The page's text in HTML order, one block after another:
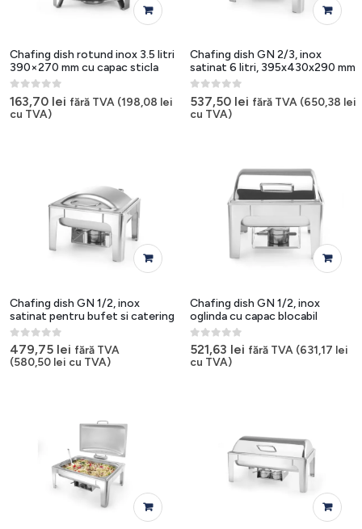
Chafing dish rotund inox 3.5 litri
390×270 mm cu capac sticla
0out of 5
163,70 lei fără TVA (198,08 lei
cu TVA)
Chafing dish GN 2/3, inox
satinat 6 litri, 395x430x290 mm
0out of 5
537,50 lei fără TVA (650,38 lei
cu TVA)
Chafing dish GN 1/2, inox
satinat pentru bufet si catering
0out of 5
479,75 lei fără TVA
(580,50 lei cu TVA)
Chafing dish GN 1/2, inox
oglinda cu capac blocabil
0out of 5
521,63 lei fără TVA (631,17 lei
cu TVA)